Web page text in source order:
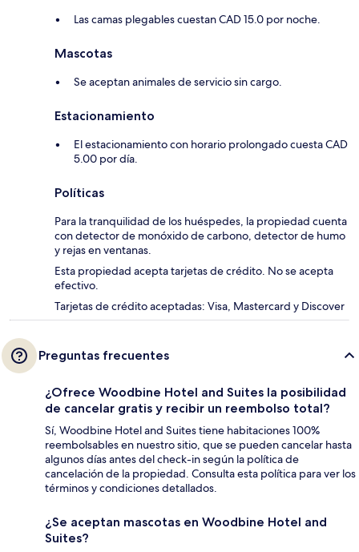
Las camas plegables cuestan CAD 15.0 por noche.
Mascotas
Se aceptan animales de servicio sin cargo.
Estacionamiento
El estacionamiento con horario prolongado cuesta CAD
5.00 por día.
Políticas
Para la tranquilidad de los huéspedes, la propiedad cuenta
con detector de monóxido de carbono, detector de humo
y rejas en ventanas.
Esta propiedad acepta tarjetas de crédito. No se acepta
efectivo.
Tarjetas de crédito aceptadas: Visa, Mastercard y Discover
Preguntas frecuentes
¿Ofrece Woodbine Hotel and Suites la posibilidad
de cancelar gratis y recibir un reembolso total?
Sí, Woodbine Hotel and Suites tiene habitaciones 100%
reembolsables en nuestro sitio, que se pueden cancelar hasta
algunos días antes del check-in según la política de
cancelación de la propiedad. Consulta esta política para ver los
términos y condiciones detallados.
¿Se aceptan mascotas en Woodbine Hotel and
Suites?